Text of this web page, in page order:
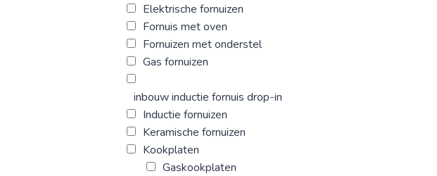
Elektrische fornuizen
Fornuis met oven
Fornuizen met onderstel
Gas fornuizen
inbouw inductie fornuis drop-in
Inductie fornuizen
Keramische fornuizen
Kookplaten
Gaskookplaten